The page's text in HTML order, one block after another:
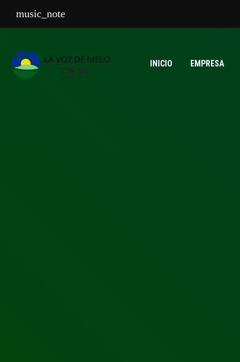
music_note
INICIO EMPRESA